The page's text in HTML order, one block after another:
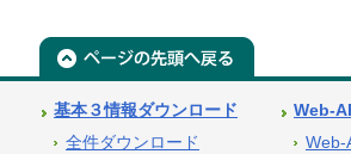
基本３情報ダウンロード
全件ダウンロード
Web-
Web-